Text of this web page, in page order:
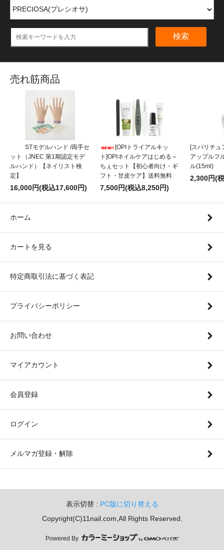
検索
売れ筋商品
STモデルハンド /両手セ
ット（JNEC 第1期認定モデ
ルハンド）【ネイリスト検
定】
16,000円(税込17,600円)
[OPIトライアルキッ
ト]OPIネイルケアはじめる～
ちぇセット【初心者向け・ギ
フト・甘皮ケア】送料無料
7,500円(税込8,250円)
[スパリチュ
アップルフ
ル(15ml)
2,300円(
ホーム
カートを見る
特定商取引法に基づく表記
プライバシーポリシー
お問い合わせ
マイアカウント
会員登録
ログイン
メルマガ登録・解除
表示切替 : PC版に切り替える
Copyright(C)11nail.com,All Rights Reserved.
Powered By